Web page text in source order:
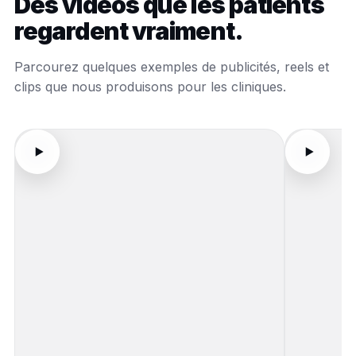
regardent vraiment.
Parcourez quelques exemples de publicités, reels et
clips que nous produisons pour les cliniques.